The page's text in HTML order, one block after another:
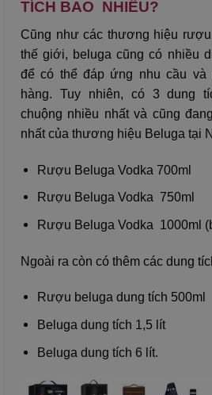
TÍCH BAO NHIÊU?
Cũng như các thương hiệu
thế giới, beluga cũng có nhiều
để có thể đáp ứng nhu cầu và
hàng. Tuy nhiên, có 3 dung
chuộng nhiều nhất và cũng
nhất của thương hiệu Beluga tại
Rượu Beluga Vodka 700ml
Rượu Beluga Vodka 750ml
Rượu Beluga Vodka 1000ml
Ngoài ra còn có thêm các dung
Rượu beluga dung tích 500ml
Beluga dung tích 1,5 lít
Beluga dung tích 6 lít.